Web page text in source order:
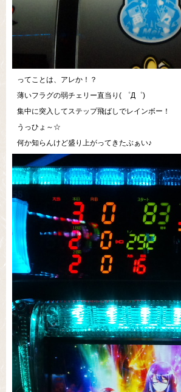
ってことは、アレか！？
薄いフラグの弱チェリー直当り( ゜Д゜)
集中に突入してステップ飛ばしでレインボー！
うっひょ～☆
何か知らんけど盛り上がってきたぶぁい♪